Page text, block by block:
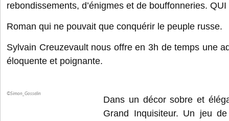
rebondissements, d’énigmes et de bouffonneries.
Roman qui ne pouvait que conquérir le peuple russe.
Sylvain Creuzevault nous offre en 3h de temps une
éloquente et poignante.
©Simon_Gosselin
Dans un décor sobre et
Grand Inquisiteur. Un jeu